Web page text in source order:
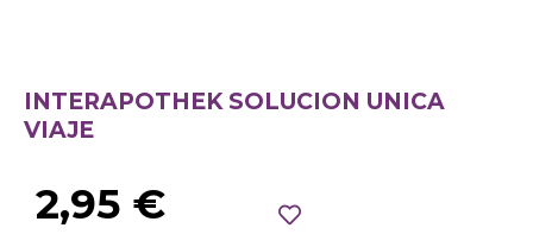
INTERAPOTHEK SOLUCION UNICA
VIAJE
2,95 €